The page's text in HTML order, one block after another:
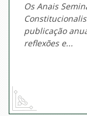
Os Anais
publicação
reflexões e...